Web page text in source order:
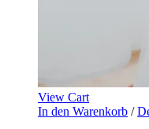
View Cart
In den Warenkorb /